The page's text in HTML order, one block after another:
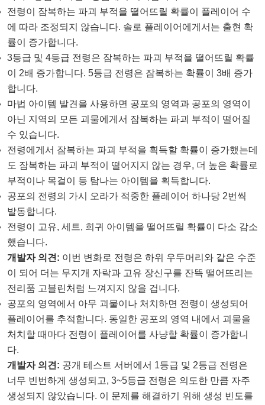
전령이 잠복하는 파괴 부적을 떨어뜨릴 확률이 플레이어 수
에 따라 조정되지 않습니다. 솔로 플레이어에게서는 출현 확
률이 증가합니다.
3등급 및 4등급 전령은 잠복하는 파괴 부적을 떨어뜨릴 확률
이 2배 증가합니다. 5등급 전령은 잠복하는 확률이 3배 증가
합니다.
마법 아이템 발견을 사용하면 공포의 영역과 공포의 영역이
아닌 지역의 모든 괴물에게서 잠복하는 파괴 부적이 떨어질
수 있습니다.
전령에게서 잠복하는 파괴 부적을 획득할 확률이 증가했는데
도 잠복하는 파괴 부적이 떨어지지 않는 경우, 더 높은 확률로
부적이나 목걸이 등 탐나는 아이템을 획득합니다.
공포의 전령의 가시 오라가 적중한 플레이어 하나당 2번씩
발동합니다.
전령이 고유, 세트, 희귀 아이템을 떨어뜨릴 확률이 다소 감소
했습니다.
개발자 의견: 이번 변화로 전령은 하위 우두머리와 같은 수준
이 되어 더는 무지개 자락과 고유 장신구를 잔뜩 떨어뜨리는
전리품 고블린처럼 느껴지지 않을 겁니다.
공포의 영역에서 아무 괴물이나 처치하면 전령이 생성되어
플레이어를 추적합니다. 동일한 공포의 영역 내에서 괴물을
처치할 때마다 전령이 플레이어를 사냥할 확률이 증가합니
다.
개발자 의견: 공개 테스트 서버에서 1등급 및 2등급 전령은
너무 빈번하게 생성되고, 3~5등급 전령은 의도한 만큼 자주
생성되지 않았습니다. 이 문제를 해결하기 위해 생성 빈도를